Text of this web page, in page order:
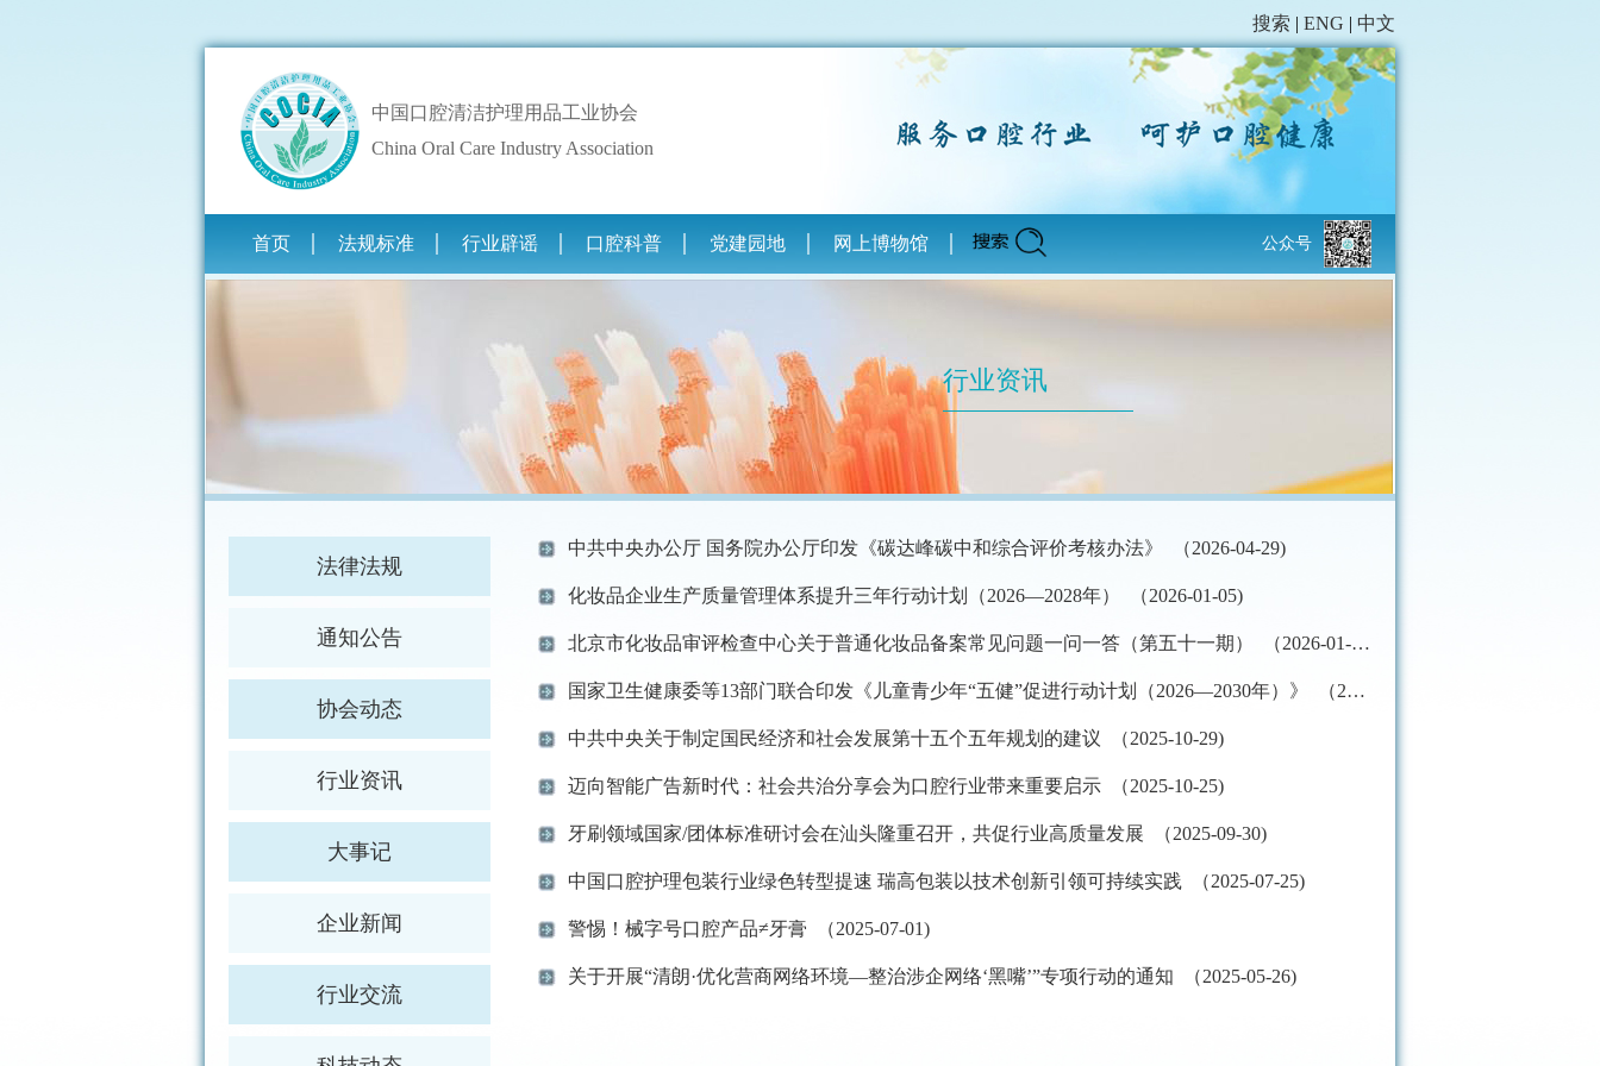
搜索 | ENG | 中文
中国口腔清洁护理用品工业协会
China Oral Care Industry Association
首页 法规标准 行业辟谣 口腔科普 党建园地 网上博物馆 公众号
行业资讯
法律法规
通知公告
协会动态
行业资讯
大事记
企业新闻
行业交流
中共中央办公厅 国务院办公厅印发《碳达峰碳中和综合评价考核办法》 （2026-04-29)
化妆品企业生产质量管理体系提升三年行动计划（2026—2028年） （2026-01-05)
北京市化妆品审评检查中心关于普通化妆品备案常见问题一问一答（第五十一期） （2026-01-05)
国家卫生健康委等13部门联合印发《儿童青少年“五健”促进行动计划（2026—2030年）》 （2025-12-31)
中共中央关于制定国民经济和社会发展第十五个五年规划的建议 （2025-10-29)
迈向智能广告新时代：社会共治分享会为口腔行业带来重要启示 （2025-10-25)
牙刷领域国家/团体标准研讨会在汕头隆重召开，共促行业高质量发展 （2025-09-30)
中国口腔护理包装行业绿色转型提速 瑞高包装以技术创新引领可持续实践 （2025-07-25)
警惕！械字号口腔产品≠牙膏 （2025-07-01)
关于开展“清朗·优化营商网络环境—整治涉企网络‘黑嘴’”专项行动的通知 （2025-05-26)